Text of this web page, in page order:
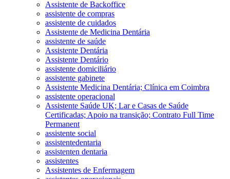
Assistente de Backoffice
assistente de compras
assistente de cuidados
Assistente de Medicina Dentária
assistente de saúde
Assistente Dentária
Assistente Dentário
assistente domiciliário
assistente gabinete
Assistente Medicina Dentária; Clínica em Coimbra
assistente operacional
Assistente Saúde UK; Lar e Casas de Saúde
Certificadas; Apoio na transição; Contrato Full Time
Permanent
assistente social
assistentedentaria
assistenten dentaria
assistentes
Assistentes de Enfermagem